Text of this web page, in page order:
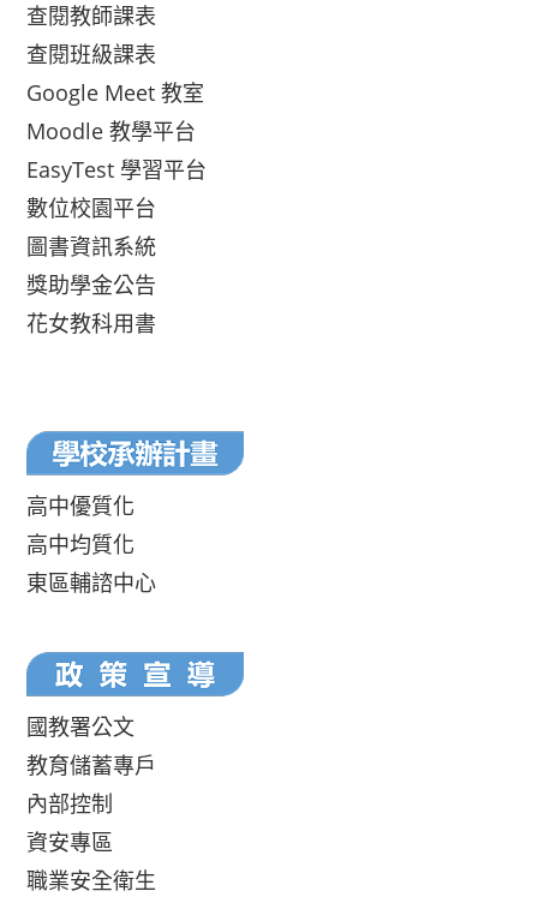
查閱教師課表
查閱班級課表
Google Meet 教室
Moodle 教學平台
EasyTest 學習平台
數位校園平台
圖書資訊系統
獎助學金公告
花女教科用書
高中優質化
高中均質化
東區輔諮中心
國教署公文
教育儲蓄專戶
內部控制
資安專區
職業安全衛生